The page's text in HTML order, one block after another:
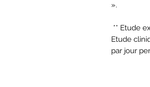
».
Etude
par jour